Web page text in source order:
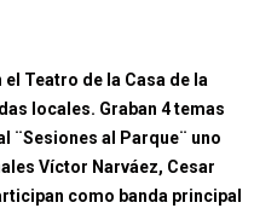
Teatro de la Casa de la
locales. Graban 4 temas
¨Sesiones al Parque¨ uno
Víctor Narváez, Cesar
como banda principal